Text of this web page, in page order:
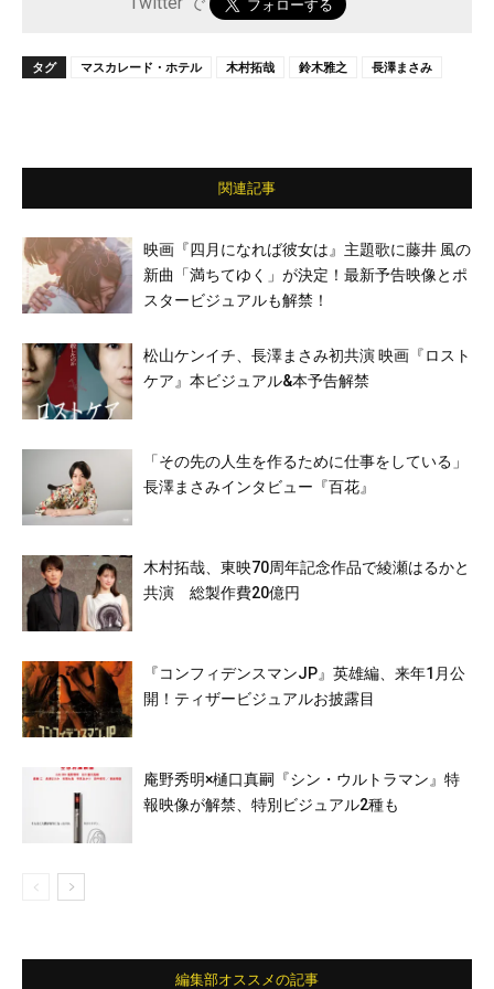
タグ マスカレード・ホテル 木村拓哉 鈴木雅之 長澤まさみ
関連記事
映画『四月になれば彼女は』主題歌に藤井 風の
新曲「満ちてゆく」が決定！最新予告映像とポ
スタービジュアルも解禁！
松山ケンイチ、長澤まさみ初共演 映画『ロスト
ケア』本ビジュアル&本予告解禁
「その先の人生を作るために仕事をしている」
長澤まさみインタビュー『百花』
木村拓哉、東映70周年記念作品で綾瀬はるかと
共演 総製作費20億円
『コンフィデンスマンJP』英雄編、来年1月公
開！ティザービジュアルお披露目
庵野秀明×樋口真嗣『シン・ウルトラマン』特
報映像が解禁、特別ビジュアル2種も
編集部オススメの記事